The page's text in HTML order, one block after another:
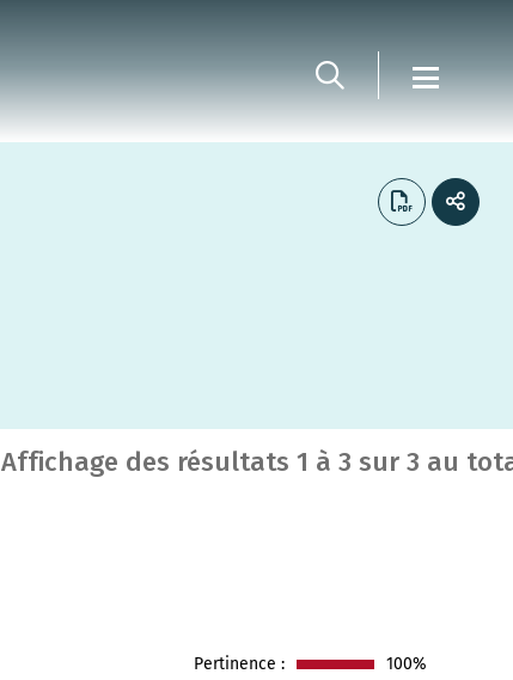
Affichage des résultats 1 à 3 sur 3 au
Pertinence : 100%